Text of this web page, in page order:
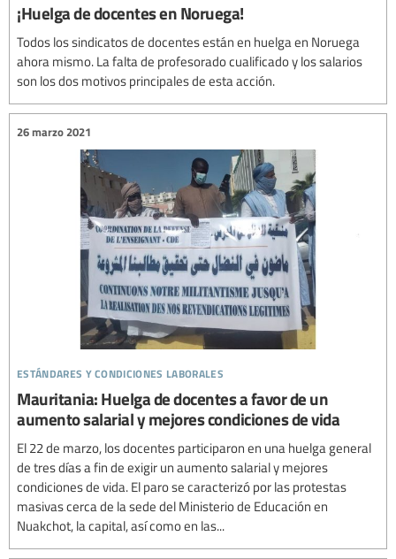
¡Huelga de docentes en Noruega!
Todos los sindicatos de docentes están en huelga en Noruega
ahora mismo. La falta de profesorado cualificado y los salarios
son los dos motivos principales de esta acción.
estándares y condiciones laborales
26 marzo 2021
Mauritania: Huelga de docentes a favor de un
aumento salarial y mejores condiciones de vida
El 22 de marzo, los docentes participaron en una huelga general
de tres días a fin de exigir un aumento salarial y mejores
condiciones de vida. El paro se caracterizó por las protestas
masivas cerca de la sede del Ministerio de Educación en
Nuakchot, la capital, así como en las...